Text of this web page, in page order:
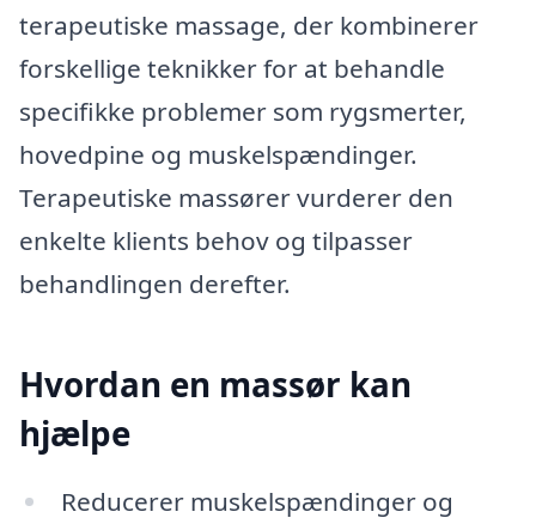
terapeutiske massage, der kombinerer
forskellige teknikker for at behandle
specifikke problemer som rygsmerter,
hovedpine og muskelspændinger.
Terapeutiske massører vurderer den
enkelte klients behov og tilpasser
behandlingen derefter.
Hvordan en massør kan
hjælpe
Reducerer muskelspændinger og